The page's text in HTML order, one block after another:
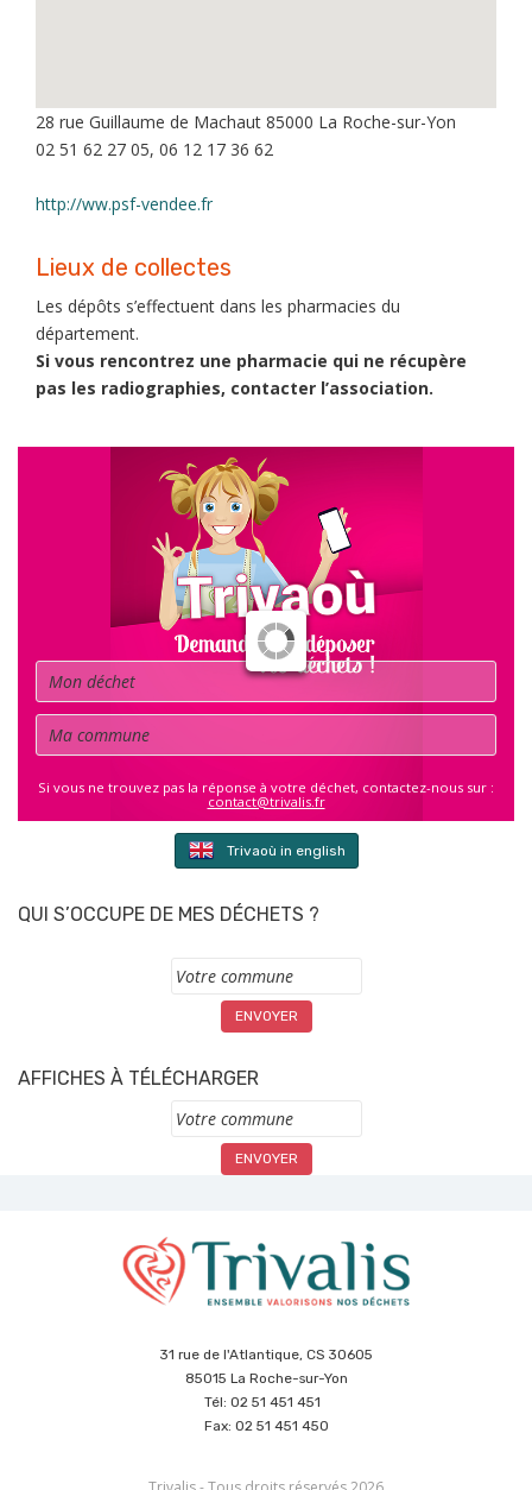
28 rue Guillaume de Machaut 85000 La Roche-sur-Yon
02 51 62 27 05, 06 12 17 36 62
http://ww.psf-vendee.fr
Lieux de collectes
Les dépôts s’effectuent dans les pharmacies du
département.
Si vous rencontrez une pharmacie qui ne récupère
pas les radiographies, contacter l’association.
Déchet
Commune
Si vous ne trouvez pas la réponse à votre déchet, contactez-nous sur :
contact@trivalis.fr
Trivaoù in english
QUI S’OCCUPE DE MES DÉCHETS ?
Commune
AFFICHES À TÉLÉCHARGER
Commune
31 rue de l'Atlantique, CS 30605
85015 La Roche-sur-Yon
Tél: 02 51 451 451
Fax: 02 51 451 450